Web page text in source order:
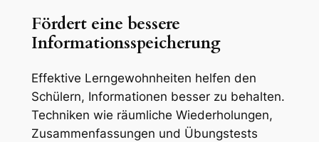
Fördert eine bessere
Informationsspeicherung
Effektive Lerngewohnheiten helfen den
Schülern, Informationen besser zu behalten.
Techniken wie räumliche Wiederholungen,
Zusammenfassungen und Übungstests